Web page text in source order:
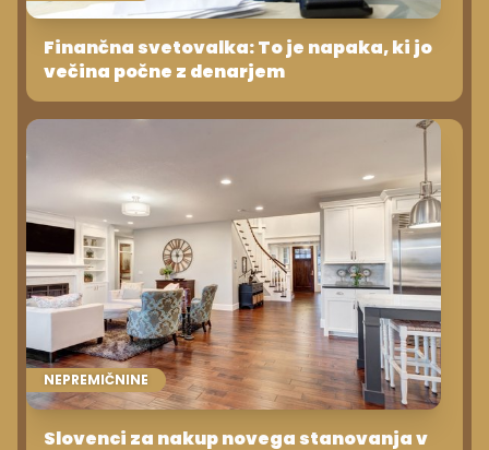
Finančna svetovalka: To je napaka, ki jo
večina počne z denarjem
NEPREMIČNINE
Slovenci za nakup novega stanovanja v